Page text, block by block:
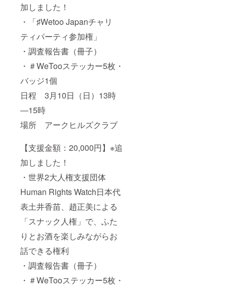
加しました！
・「♯Wetoo Japanチャリ
ティパーティ参加権」
・調査報告書（冊子）
・＃WeTooステッカー5枚・
バッジ1個
日程 3月10日（日）13時
―15時
場所 アークヒルズクラブ
【支援金額：20,000円】※追
加しました！
・世界2大人権支援団体
Human Rights Watch日本代
表土井香苗、趙正美による
「スナック人権」で、ふた
りとお酒を楽しみながらお
話できる権利
・調査報告書（冊子）
・＃WeTooステッカー5枚・